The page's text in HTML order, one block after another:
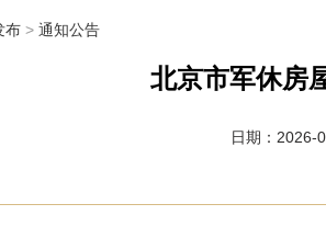
布 > 通知公告
北京市军休房
日期：2026-